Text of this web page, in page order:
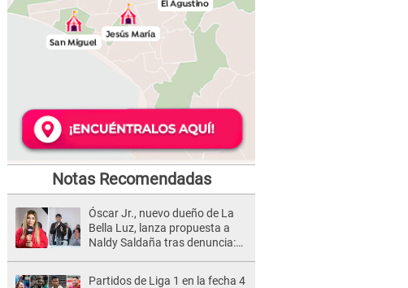
Notas Recomendadas
Óscar Jr., nuevo dueño de La
Bella Luz, lanza propuesta a
Naldy Saldaña tras denuncia:
Partidos de Liga 1 en la fecha 4